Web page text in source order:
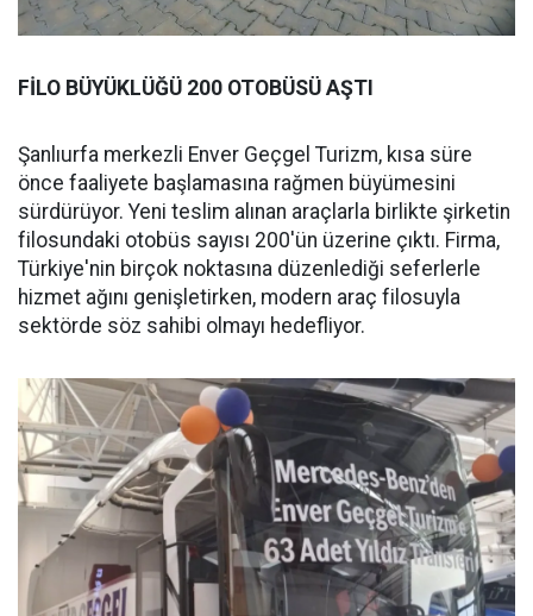
FİLO BÜYÜKLÜĞÜ 200 OTOBÜSÜ AŞTI
Şanlıurfa merkezli Enver Geçgel Turizm, kısa süre
önce faaliyete başlamasına rağmen büyümesini
sürdürüyor. Yeni teslim alınan araçlarla birlikte şirketin
filosundaki otobüs sayısı 200'ün üzerine çıktı. Firma,
Türkiye'nin birçok noktasına düzenlediği seferlerle
hizmet ağını genişletirken, modern araç filosuyla
sektörde söz sahibi olmayı hedefliyor.